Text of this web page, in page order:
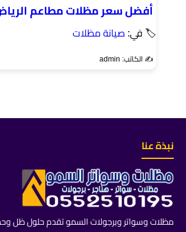
أفضل سعر مظلات مطاعم
🏷 في: صيانة مظلات
✍️ الكاتب: admin
نبذة عنا
مظلات وسواتر وبرجولات السمو تقدم حلول ظل